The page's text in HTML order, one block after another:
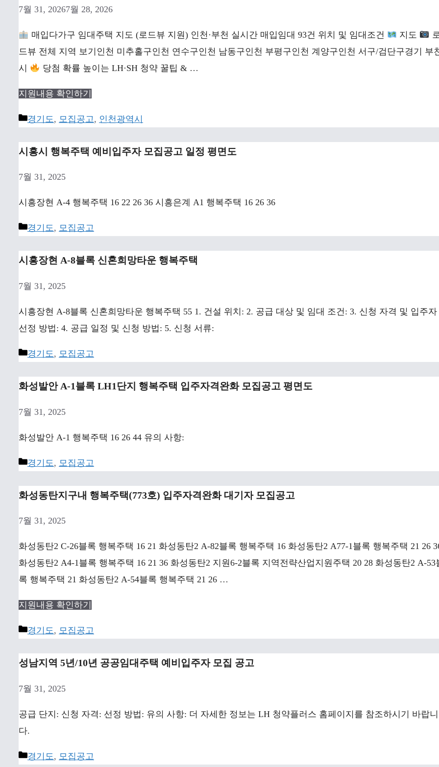
7월 31, 20267월 28, 2026
매입다가구 임대주택 지도 (로드뷰 지원) 인천·부천 실시간 매입임대 93건 위치 및 임대조건 지도
드뷰 전체 지역 보기인천 미추홀구인천 연수구인천 남동구인천 부평구인천 계양구인천 서구/검단구경기 부
시
당첨 확률 높이는 LH·SH 청약 꿀팁 & …
지원내용 확인하기
Categories
경기도 , 모집공고 , 인천광역시
시흥시 행복주택 예비입주자 모집공고 일정 평면도
7월 31, 2025
시흥장현 A-4 행복주택 16 22 26 36 시흥은계 A1 행복주택 16 26 36
Categories
경기도, 모집공고
시흥장현 A-8블록 신혼희망타운 행복주택
7월 31, 2025
시흥장현 A-8블록 신혼희망타운 행복주택 55 1. 건설 위치: 2. 공급 대상 및 임대 조건: 3. 신청 자격 및 입주자
선정 방법: 4. 공급 일정 및 신청 방법: 5. 신청 서류:
Categories
경기도 , 모집공고
화성발안 A-1블록 LH1단지 행복주택 입주자격완화 모집공고 평면도
7월 31, 2025
화성발안 A-1 행복주택 16 26 44 유의 사항:
Categories
경기도 , 모집공고
화성동탄지구내 행복주택(773호) 입주자격완화 대기자 모집공고
7월 31, 2025
화성동탄2 C-26블록 행복주택 16 21 화성동탄2 A-82블록 행복주택 16 화성동탄2 A77-1블록 행복주택 21 26
화성동탄2 A4-1블록 행복주택 16 21 36 화성동탄2 지원6-2블록 지역전략산업지원주택 20 28 화성동탄2 A-53
록 행복주택 21 화성동탄2 A-54블록 행복주택 21 26 …
지원내용 확인하기
Categories
경기도, 모집공고
성남지역 5년/10년 공공임대주택 예비입주자 모집 공고
7월 31, 2025
공급 단지: 신청 자격: 선정 방법: 유의 사항: 더 자세한 정보는 LH 청약플러스 홈페이지를 참조하시기 바랍니
다.
Categories
경기도 , 모집공고